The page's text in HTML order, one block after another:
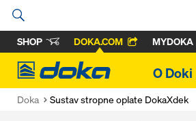
SHOP DOKA.COM MYDOKA
Doka
O Doki
Doka Sustav stropne oplate DokaXdek